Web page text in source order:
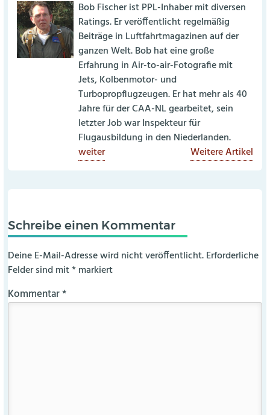
Bob Fischer ist PPL-Inhaber mit diversen
Ratings. Er veröffentlicht regelmäßig
Beiträge in Luftfahrtmagazinen auf der
ganzen Welt. Bob hat eine große
Erfahrung in Air-to-air-Fotografie mit
Jets, Kolbenmotor- und
Turbopropflugzeugen. Er hat mehr als 40
Jahre für der CAA-NL gearbeitet, sein
letzter Job war Inspekteur für
Flugausbildung in den Niederlanden.
weiter
Weitere Artikel
Schreibe einen Kommentar
Deine E-Mail-Adresse wird nicht veröffentlicht. Erforderliche
Felder sind mit*markiert
Kommentar*